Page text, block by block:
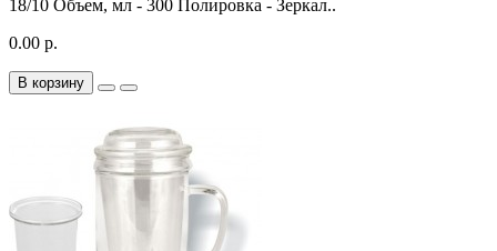
18/10 Объем, мл - 300 Полировка - Зеркал..
0.00 р.
В корзину